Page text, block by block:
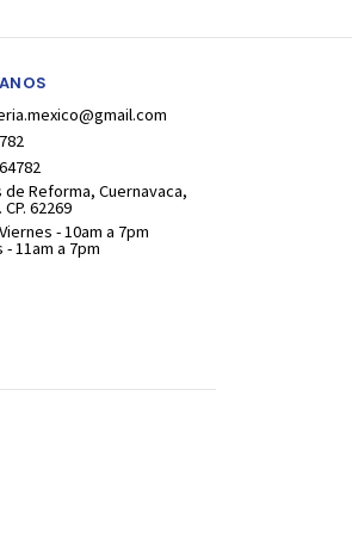
de Reforma, Cuernavaca,
62269
- 10am a 7pm
- 11am a 7pm